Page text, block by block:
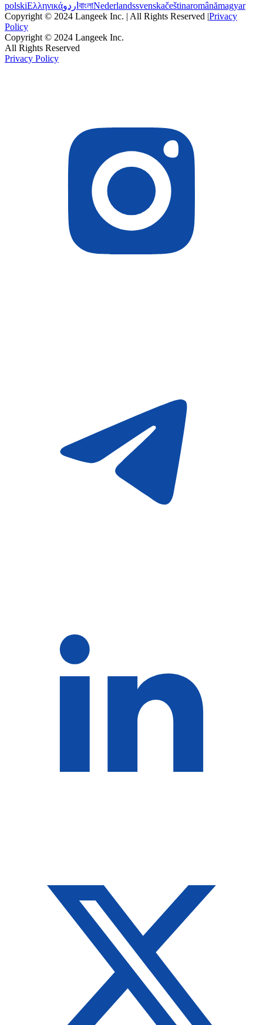
polskiΕλληνικάاردو বাংলাNederlandssvenskačeštinaromânămagyar
Copyright © 2024 Langeek Inc. | All Rights Reserved |Privacy
Policy
Copyright © 2024 Langeek Inc.
All Rights Reserved
Privacy Policy